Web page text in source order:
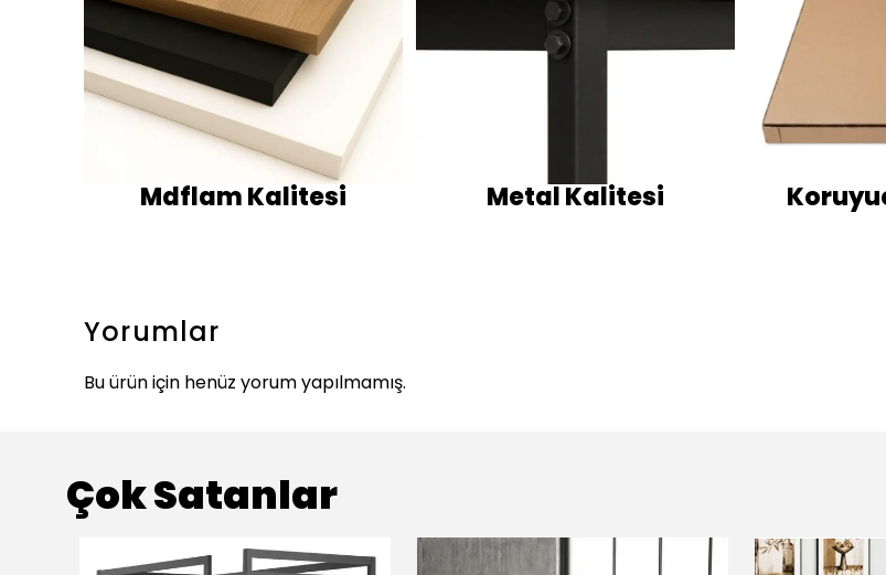
Mdflam Kalitesi Metal Kalitesi
Yorumlar
Bu ürün için henüz yorum yapılmamış.
Çok Satanlar